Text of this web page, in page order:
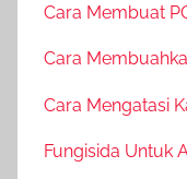
Cara Membuat
Cara
Cara Mengatasi
Fungisida Untuk